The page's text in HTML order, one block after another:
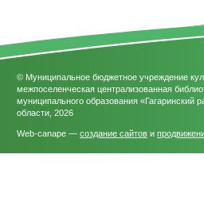
© Муниципальное бюджетное учреждение
межпоселенческая централизованная
муниципального образования «Гагаринский
области, 2026
Web-canape — создание сайтов и